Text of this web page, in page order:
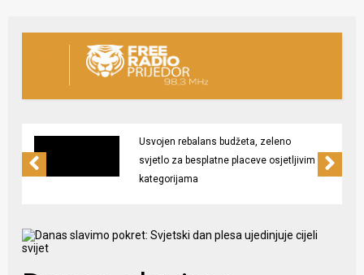
Usvojen rebalans budžeta, zeleno
svjetlo za besplatne placeve osjetljivim
kategorijama